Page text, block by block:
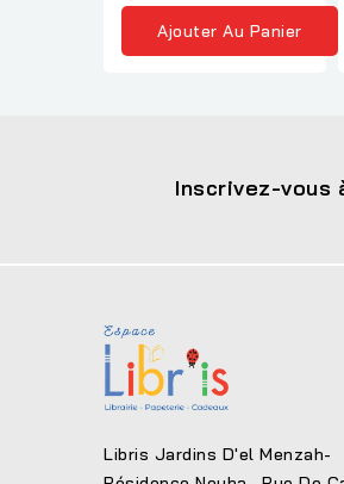
Ajouter Au Panier
Inscrivez-vous
Libris Jardins D'el Menzah-